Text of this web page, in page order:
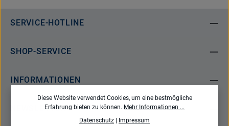
SERVICE-HOTLINE
SHOP-SERVICE
INFORMATIONEN
NEWSLETTER
Diese Website verwendet Cookies, um eine bestmögliche
Erfahrung bieten zu können. Mehr Informationen ...
Datenschutz
Impressum